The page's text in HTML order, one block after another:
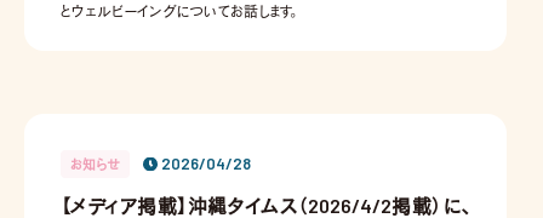
とウェルビーイングについてお話します。
お知らせ 2026/04/28
【メディア掲載】沖縄タイムス（2026/4/2掲載）に、